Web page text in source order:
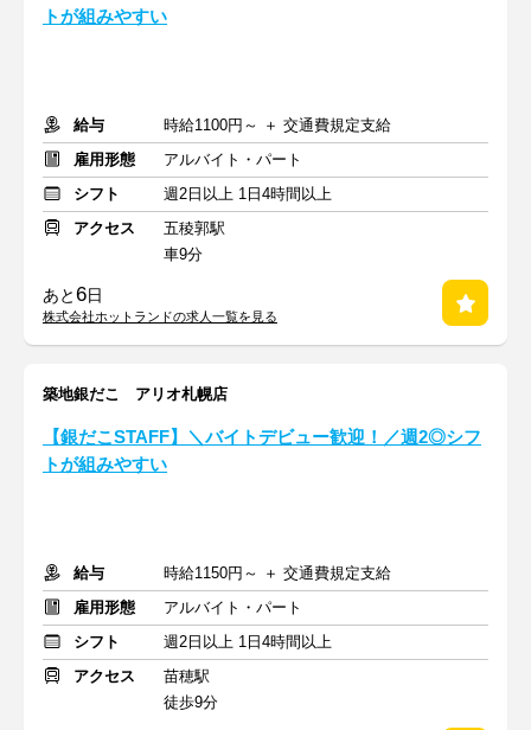
トが組みやすい
給与
時給1100円～ ＋ 交通費規定支給
雇用形態
アルバイト・パート
シフト
週2日以上 1日4時間以上
アクセス
五稜郭駅
車9分
あと6日
株式会社ホットランドの求人一覧を見る
築地銀だこ アリオ札幌店
【銀だこSTAFF】＼バイトデビュー歓迎！／週2◎シフ
トが組みやすい
給与
時給1150円～ ＋ 交通費規定支給
雇用形態
アルバイト・パート
シフト
週2日以上 1日4時間以上
アクセス
苗穂駅
徒歩9分